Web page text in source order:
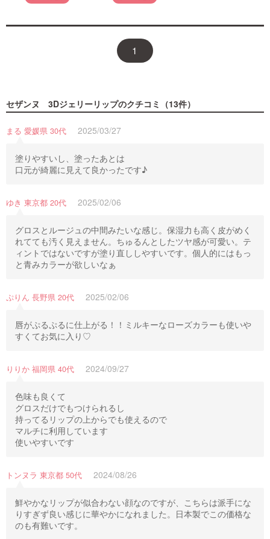
1
セザンヌ 3Dジェリーリップのクチコミ（13件）
まる 愛媛県 30代 2025/03/27
塗りやすいし、塗ったあとは
口元が綺麗に見えて良かったです♪
ゆき 東京都 20代 2025/02/06
グロスとルージュの中間みたいな感じ。保湿力も高く皮がめく
れてても汚く見えません。ちゅるんとしたツヤ感が可愛い。テ
ィントではないですが塗り直ししやすいです。個人的にはもっ
と青みカラーが欲しいなぁ
ぷりん 長野県 20代 2025/02/06
唇がぷるぷるに仕上がる！！ミルキーなローズカラーも使いや
すくてお気に入り♡
りりか 福岡県 40代 2024/09/27
色味も良くて
グロスだけでもつけられるし
持ってるリップの上からでも使えるので
マルチに利用しています
使いやすいです
トンヌラ 東京都 50代 2024/08/26
鮮やかなリップが似合わない顔なのですが、こちらは派手にな
りすぎず良い感じに華やかになれました。日本製でこの価格な
のも有難いです。